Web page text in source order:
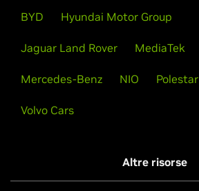
BYD Hyundai Motor Group
Jaguar Land Rover MediaTek
Mercedes-Benz NIO Polestar
Volvo Cars
Altre risorse